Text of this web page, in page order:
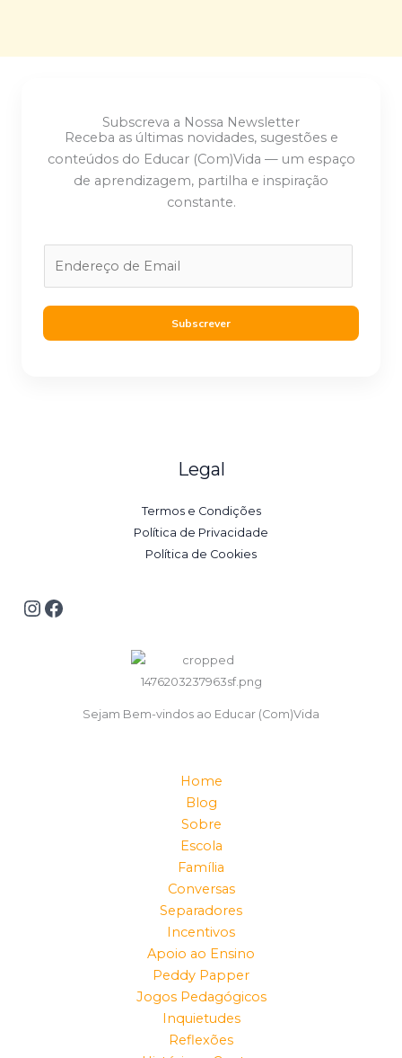
Subscreva a Nossa Newsletter
Receba as últimas novidades, sugestões e
conteúdos do Educar (Com)Vida — um espaço
de aprendizagem, partilha e inspiração
constante.
l
Subscrever
Legal
Termos e Condições
Política de Privacidade
Política de Cookies
Sejam Bem-vindos ao Educar (Com)Vida
Home
Blog
Sobre
Escola
Família
Conversas
Separadores
Incentivos
Apoio ao Ensino
Peddy Papper
Jogos Pedagógicos
Inquietudes
Reflexões